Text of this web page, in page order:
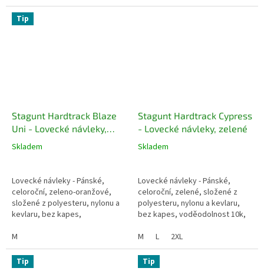
komárům hmotnost,...
Tip
Stagunt Hardtrack Blaze
Uni - Lovecké návleky,
zeleno-oranžové
Skladem
Lovecké návleky - Pánské,
celoroční, zeleno-oranžové,
složené z polyesteru, nylonu a
kevlaru, bez kapes,
membrána proti větru,
podlepené švy, RipStop
M
Stagunt Hardtrack Cypress
- Lovecké návleky, zelené
Skladem
Lovecké návleky - Pánské,
celoroční, zelené, složené z
polyesteru, nylonu a kevlaru,
bez kapes, voděodolnost 10k,
větru, podlepené švy, RipStop
M L 2XL
Tip Tip